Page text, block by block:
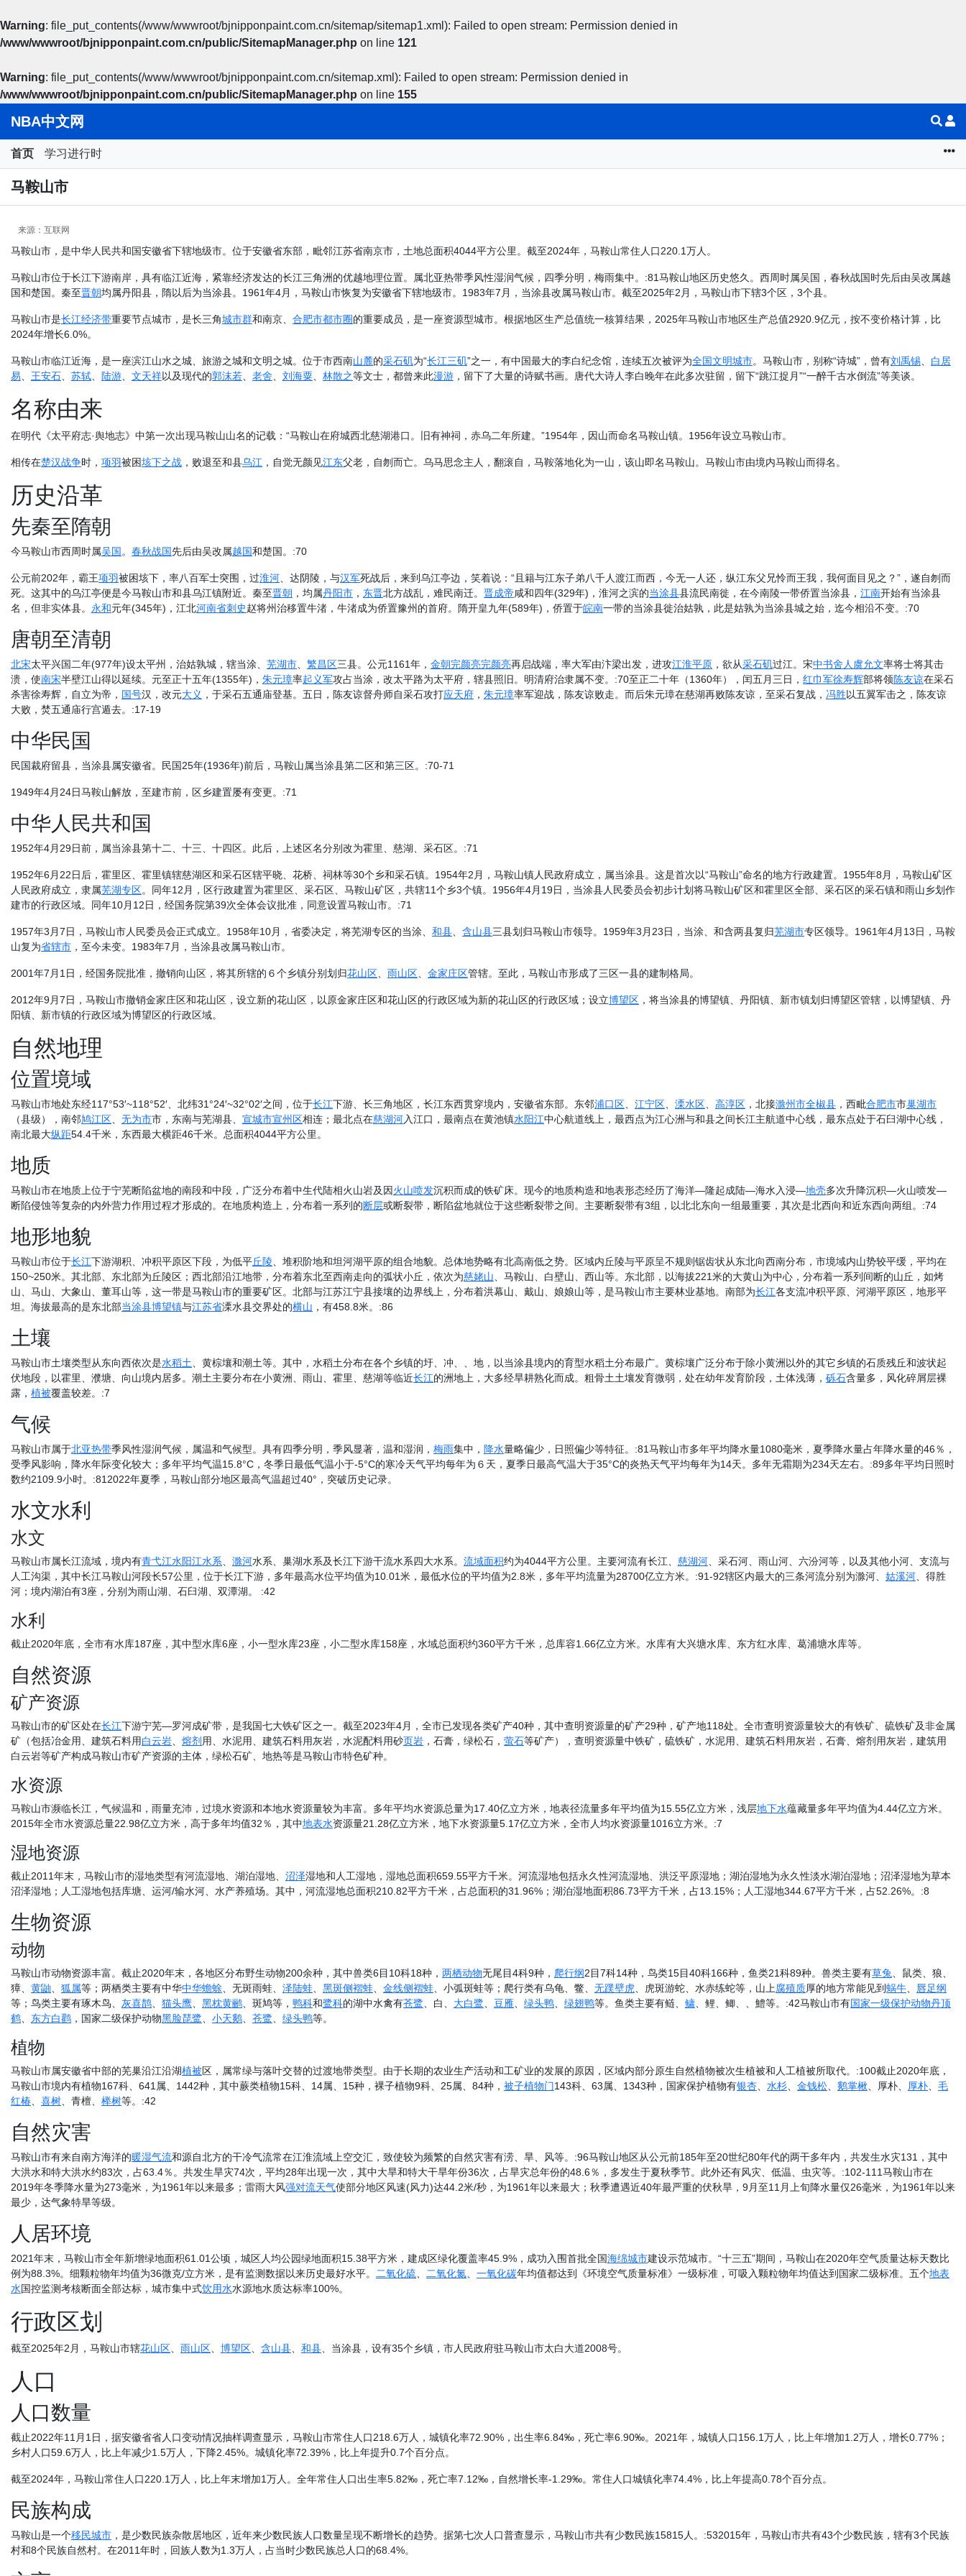
Warning: file_put_contents(/www/wwwroot/bjnipponpaint.com.cn/sitemap/sitemap1.xml): Failed to open stream: Permission denied in
/www/wwwroot/bjnipponpaint.com.cn/public/SitemapManager.php on line 121
Warning: file_put_contents(/www/wwwroot/bjnipponpaint.com.cn/sitemap.xml): Failed to open stream: Permission denied in
/www/wwwroot/bjnipponpaint.com.cn/public/SitemapManager.php on line 155
NBA中文网
首页 学习进行时
马鞍山市
来源：互联网
马鞍山市，是中华人民共和国安徽省下辖地级市。位于安徽省东部，毗邻江苏省南京市，土地总面积4044平方公里。截至2024年，马鞍山常住人口220.1万人。
马鞍山市位于长江下游南岸，具有临江近海，紧靠经济发达的长江三角洲的优越地理位置。属北亚热带季风性湿润气候，四季分明，梅雨集中。:81马鞍山地区历史悠久。西周时属吴国，春秋战国时先后由吴改属越
国和楚国。秦至晋朝均属丹阳县，隋以后为当涂县。1961年4月，马鞍山市恢复为安徽省下辖地级市。1983年7月，当涂县改属马鞍山市。截至2025年2月，马鞍山市下辖3个区，3个县。
马鞍山市是长江经济带重要节点城市，是长三角城市群和南京、 合肥市都市圈的重要成员，是一座资源型城市。根据地区生产总值统一核算结果，2025年马鞍山市地区生产总值2920.9亿元，按不变价格计算，比
2024年增长6.0%。
马鞍山市临江近海，是一座滨江山水之城、旅游之城和文明之城。位于市西南山麓的采石矶为“长江三矶”之一，有中国最大的李白纪念馆，连续五次被评为全国文明城市。马鞍山市，别称“诗城”，曾有刘禹锡
白居
易
王安石 苏轼 陆游 文天祥以及现代的郭沫若 老舍 刘海粟 林散之等文士，都曾来此漫游 ，留下了大量的诗赋书画。唐代大诗人李白晚年在此多次驻留，留下“跳江捉月”“一醉千古水倒流”等美谈。
名称由来
在明代《太平府志·舆地志》中第一次出现马鞍山山名的记载：“马鞍山在府城西北慈湖港口。旧有神祠，赤乌二年所建。”1954年，因山而命名马鞍山镇。1956年设立马鞍山市。
相传在楚汉战争时， 项羽被困垓下之战 ，败退至和县乌江 ，自觉无颜见江东父老，自刎而亡。乌马思念主人，翻滚自，马鞍落地化为一山，该山即名马鞍山。马鞍山市由境内马鞍山而得名。
历史沿革
先秦至隋朝
今马鞍山市西周时属吴国 。 春秋战国先后由吴改属越国和楚国。:70
公元前202年，霸王项羽被困垓下，率八百军士突围，过淮河 、达阴陵，与汉军死战后，来到乌江亭边，笑着说：“且籍与江东子弟八千人渡江而西，今无一人还，纵江东父兄怜而王我，我何面目见之？”，遂自刎而
死。这其中的乌江亭便是今马鞍山市和县乌江镇附近。秦至晋朝 ，均属丹阳市 ， 东晋北方战乱，难民南迁。 晋成帝咸和四年(329年)，淮河之滨的当涂县县流民南徙，在今南陵一带侨置当涂县， 江南开始有当涂县
名，但非实体县。 永和元年(345年)，江北河南省刺史赵将州治移置牛渚，牛渚成为侨置豫州的首府。隋开皇九年(589年)，侨置于皖南一带的当涂县徙治姑孰，此是姑孰为当涂县城之始，迄今相沿不变。:70
唐朝至清朝
北宋太平兴国二年(977年)设太平州，治姑孰城，辖当涂、 芜湖市 繁昌区三县。公元1161年， 金朝完颜亮完颜亮再启战端，率大军由汴梁出发，进攻江淮平原 ，欲从采石矶过江。宋中书舍人 虞允文率将士将其击
溃，使南宋半壁江山得以延续。元至正十五年(1355年)， 朱元璋率起义军攻占当涂，改太平路为太平府，辖县照旧。明清府治隶属不变。:70至正二十年（1360年），闰五月三日， 红巾军徐寿辉部将领陈友谅在采石
杀害徐寿辉，自立为帝， 国号汉，改元大义 ，于采石五通庙登基。五日，陈友谅督舟师自采石攻打应天府 ， 朱元璋率军迎战，陈友谅败走。而后朱元璋在慈湖再败陈友谅，至采石复战， 冯胜以五翼军击之，陈友谅
大败，焚五通庙行宫遁去。:17-19
中华民国
民国裁府留县，当涂县属安徽省。民国25年(1936年)前后，马鞍山属当涂县第二区和第三区。:70-71
1949年4月24日马鞍山解放，至建市前，区乡建置屡有变更。:71
中华人民共和国
1952年4月29日前，属当涂县第十二、十三、十四区。此后，上述区名分别改为霍里、慈湖、采石区。:71
1952年6月22日后，霍里区、霍里镇辖慈湖区和采石区辖平晓、花桥、祠林等30个乡和采石镇。1954年2月，马鞍山镇人民政府成立，属当涂县。这是首次以“马鞍山”命名的地方行政建置。1955年8月，马鞍山矿区
人民政府成立，隶属芜湖专区。同年12月，区行政建置为霍里区、采石区、马鞍山矿区，共辖11个乡3个镇。1956年4月19日，当涂县人民委员会初步计划将马鞍山矿区和霍里区全部、采石区的采石镇和雨山乡划作
建市的行政区域。同年10月12日，经国务院第39次全体会议批准，同意设置马鞍山市。:71
1957年3月7日，马鞍山市人民委员会正式成立。1958年10月，省委决定，将芜湖专区的当涂、 和县 含山县三县划归马鞍山市领导。1959年3月23日，当涂、和含两县复归芜湖市专区领导。1961年4月13日，马鞍
山复为省辖市 ，至今未变。1983年7月，当涂县改属马鞍山市。
2001年7月1日，经国务院批准，撤销向山区，将其所辖的６个乡镇分别划归花山区 雨山区 金家庄区管辖。至此，马鞍山市形成了三区一县的建制格局。
2012年9月7日，马鞍山市撤销金家庄区和花山区，设立新的花山区，以原金家庄区和花山区的行政区域为新的花山区的行政区域；设立博望区 ，将当涂县的博望镇、丹阳镇、新市镇划归博望区管辖，以博望镇、丹
阳镇、新市镇的行政区域为博望区的行政区域。
自然地理
位置境域
马鞍山市地处东经117°53′~118°52′、北纬31°24′~32°02′之间，位于长江下游、长三角地区，长江东西贯穿境内，安徽省东部。东邻浦口区 江宁区 溧水区 高淳区 ，北接滁州市全椒县 ，西毗合肥市市巢湖市
（县级），南邻鸠江区 无为市市，东南与芜湖县、 宣城市宣州区相连；最北点在慈湖河入江口，最南点在黄池镇水阳江中心航道线上，最西点为江心洲与和县之间长江主航道中心线，最东点处于石臼湖中心线，
南北最大纵距54.4千米，东西最大横距46千米。总面积4044平方公里。
地质
马鞍山市在地质上位于宁芜断陷盆地的南段和中段，广泛分布着中生代陆相火山岩及因火山喷发沉积而成的铁矿床。现今的地质构造和地表形态经历了海洋—隆起成陆—海水入浸—地壳多次升降沉积—火山喷发—
断陷侵蚀等复杂的内外营力作用过程才形成的。在地质构造上，分布着一系列的断层或断裂带，断陷盆地就位于这些断裂带之间。主要断裂带有3组，以北北东向一组最重要，其次是北西向和近东西向两组。:74
地形地貌
马鞍山市位于长江下游湖积、冲积平原区下段，为低平丘陵 、堆积阶地和坦河湖平原的组合地貌。总体地势略有北高南低之势。区域内丘陵与平原呈不规则锯齿状从东北向西南分布，市境域内山势较平缓，平均在
150~250米。其北部、东北部为丘陵区；西北部沿江地带，分布着东北至西南走向的弧状小丘，依次为慈姥山 、马鞍山、白壁山、西山等。东北部，以海拔221米的大黄山为中心，分布着一系列间断的山丘，如烤
山、马山、大象山、董耳山等，这一带是马鞍山市的重要矿区。北部与江苏江宁县接壤的边界线上，分布着洪幕山、戴山、娘娘山等，是马鞍山市主要林业基地。南部为长江各支流冲积平原、河湖平原区，地形平
坦。海拔最高的是东北部当涂县博望镇与江苏省溧水县交界处的横山 ，有458.8米。:86
土壤
马鞍山市土壤类型从东向西依次是水稻土 、黄棕壤和潮土等。其中，水稻土分布在各个乡镇的圩、冲、、地，以当涂县境内的育型水稻土分布最广。黄棕壤广泛分布于除小黄洲以外的其它乡镇的石质残丘和波状起
伏地段，以霍里、濮塘、向山境内居多。潮土主要分布在小黄洲、雨山、霍里、慈湖等临近长江的洲地上，大多经旱耕熟化而成。粗骨土土壤发育微弱，处在幼年发育阶段，土体浅薄， 砾石含量多，风化碎屑层裸
露， 植被覆盖较差。:7
气候
马鞍山市属于北亚热带季风性湿润气候，属温和气候型。具有四季分明，季风显著，温和湿润， 梅雨集中， 降水量略偏少，日照偏少等特征。:81马鞍山市多年平均降水量1080毫米，夏季降水量占年降水量的46％，
受季风影响，降水年际变化较大；多年平均气温15.8°C，冬季日最低气温小于-5°C的寒冷天气平均每年为６天，夏季日最高气温大于35°C的炎热天气平均每年为14天。多年无霜期为234天左右。:89多年平均日照时
数约2109.9小时。:812022年夏季，马鞍山部分地区最高气温超过40°，突破历史记录。
水文水利
水文
马鞍山市属长江流域，境内有青弋江水阳江水系 滁河水系、巢湖水系及长江下游干流水系四大水系。 流域面积约为4044平方公里。主要河流有长江、 慈湖河 、采石河、雨山河、六汾河等，以及其他小河、支流与
人工沟渠，其中长江马鞍山河段长57公里，位于长江下游，多年最高水位平均值为10.01米，最低水位的平均值为2.8米，多年平均流量为28700亿立方米。:91-92辖区内最大的三条河流分别为滁河、 姑溪河 、得胜
河；境内湖泊有3座，分别为雨山湖、石臼湖、双潭湖。 :42
水利
截止2020年底，全市有水库187座，其中型水库6座，小一型水库23座，小二型水库158座，水域总面积约360平方千米，总库容1.66亿立方米。水库有大兴塘水库、东方红水库、葛浦塘水库等。
自然资源
矿产资源
马鞍山市的矿区处在长江下游宁芜—罗河成矿带，是我国七大铁矿区之一。截至2023年4月，全市已发现各类矿产40种，其中查明资源量的矿产29种，矿产地118处。全市查明资源量较大的有铁矿、硫铁矿及非金属
矿（包括冶金用、建筑石料用白云岩 熔剂 用、水泥用、建筑石料用灰岩，水泥配料用砂页岩 ，石膏，绿松石， 萤石等矿产），查明资源量中铁矿，硫铁矿，水泥用、建筑石料用灰岩，石膏、熔剂用灰岩，建筑用
白云岩等矿产构成马鞍山市矿产资源的主体，绿松石矿、地热等是马鞍山市特色矿种。
水资源
马鞍山市濒临长江，气候温和，雨量充沛，过境水资源和本地水资源量较为丰富。多年平均水资源总量为17.40亿立方米，地表径流量多年平均值为15.55亿立方米，浅层地下水蕴藏量多年平均值为4.44亿立方米。
2015年全市水资源总量22.98亿立方米，高于多年均值32％，其中地表水资源量21.28亿立方米，地下水资源量5.17亿立方米，全市人均水资源量1016立方米。:7
湿地资源
截止2011年末，马鞍山市的湿地类型有河流湿地、湖泊湿地、 沼泽湿地和人工湿地，湿地总面积659.55平方千米。河流湿地包括永久性河流湿地、洪泛平原湿地；湖泊湿地为永久性淡水湖泊湿地；沼泽湿地为草本
沼泽湿地；人工湿地包括库塘、运河/输水河、水产养殖场。其中，河流湿地总面积210.82平方千米，占总面积的31.96%；湖泊湿地面积86.73平方千米，占13.15%；人工湿地344.67平方千米，占52.26%。:8
生物资源
动物
马鞍山市动物资源丰富。截止2020年末，各地区分布野生动物200余种，其中兽类6目10科18种， 两栖动物无尾目4科9种， 爬行纲2目7科14种，鸟类15目40科166种，鱼类21科89种。兽类主要有草兔
、鼠类、狼、
獐、 黄鼬 狐属等；两栖类主要有中华中华蟾蜍 、无斑雨蛙、 泽陆蛙 黑斑侧褶蛙 金线侧褶蛙 、小弧斑蛙等；爬行类有乌龟、鳖、 无蹼壁虎 、虎斑游蛇、水赤练蛇等，山上腐殖质厚的地方常能见到蜗牛
唇足纲
等；鸟类主要有琢木鸟、 灰喜鹊 猫头鹰 黑枕黄鹂 、斑鸠等， 鸭科和鹭科的湖中水禽有苍鹭 、白、 大白鹭 豆雁 绿头鸭 绿翅鸭等。鱼类主要有鲢、 鳙 、鲤、鲫、、鱧等。:42马鞍山市有国家一级保护动物丹顶
鹤
东方白鹳 ，国家二级保护动物黑脸琵鹭 小天鹅 苍鹭 绿头鸭等。
植物
马鞍山市属安徽省中部的芜巢沿江沿湖植被区，属常绿与落叶交替的过渡地带类型。由于长期的农业生产活动和工矿业的发展的原因，区域内部分原生自然植物被次生植被和人工植被所取代。:100截止2020年底，
马鞍山市境内有植物167科、641属、1442种，其中蕨类植物15科、14属、15种，裸子植物9科、25属、84种， 被子植物门143科、63属、1343种，国家保护植物有银杏 水杉 金钱松 鹅掌楸 、厚朴、 厚朴
毛
红椿
喜树 、青檀、 榉树等。:42
自然灾害
马鞍山市有来自南方海洋的暖湿气流和源自北方的干冷气流常在江淮流域上空交汇，致使较为频繁的自然灾害有涝、旱、风等。:96马鞍山地区从公元前185年至20世纪80年代的两干多年内，共发生水灾131，其中
大洪水和特大洪水约83次，占63.4％。共发生旱灾74次，平均28年出现一次，其中大旱和特大干旱年份36次，占旱灾总年份的48.6％，多发生于夏秋季节。此外还有风灾、低温、虫灾等。:102-111马鞍山市在
2019年冬季降水量为273毫米，为1961年以来最多；雷雨大风强对流天气使部分地区风速(风力)达44.2米/秒，为1961年以来最大；秋季遭遇近40年最严重的伏秋旱，9月至11月上旬降水量仅26毫米，为1961年以来
最少，达气象特旱等级。
人居环境
2021年末，马鞍山市全年新增绿地面积61.01公顷，城区人均公园绿地面积15.38平方米，建成区绿化覆盖率45.9%，成功入围首批全国海绵城市建设示范城市。“十三五”期间，马鞍山在2020年空气质量达标天数比
例为88.3%。细颗粒物年均值为36微克/立方米，是有监测数据以来历史最好水平。
二氧化硫 二氧化氮 一氧化碳年均值都达到《环境空气质量标准》一级标准，可吸入颗粒物年均值达到国家二级标准。五个地表
水国控监测考核断面全部达标，城市集中式饮用水水源地水质达标率100%。
行政区划
截至2025年2月，马鞍山市辖花山区 雨山区 博望区 含山县 和县 、当涂县，设有35个乡镇，市人民政府驻马鞍山市太白大道2008号。
人口
人口数量
截止2022年11月1日，据安徽省省人口变动情况抽样调查显示，马鞍山市常住人口218.6万人，城镇化率72.90%，出生率6.84‰，死亡率6.90‰。2021年，城镇人口156.1万人，比上年增加1.2万人，增长0.77%；
乡村人口59.6万人，比上年减少1.5万人，下降2.45%。城镇化率72.39%，比上年提升0.7个百分点。
截至2024年，马鞍山常住人口220.1万人，比上年末增加1万人。全年常住人口出生率5.82‰，死亡率7.12‰，自然增长率-1.29‰。常住人口城镇化率74.4%，比上年提高0.78个百分点。
民族构成
马鞍山是一个移民城市 ，是少数民族杂散居地区，近年来少数民族人口数量呈现不断增长的趋势。据第七次人口普查显示，马鞍山市共有少数民族15815人。:532015年，马鞍山市共有43个少数民族，辖有3个民族
村和8个民族自然村。在2011年时，回族人数为1.3万人，占当时少数民族总人口的68.4%。